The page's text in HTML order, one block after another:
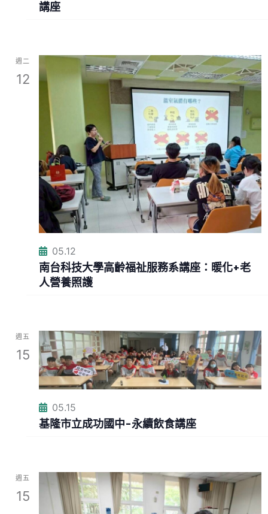
講座
週二
12
南台科技大學高齡福祉服務系講座：暖化+老
人營養照護
05.12
週五
15
基隆市立成功國中-永續飲食講座
05.15
週五
15